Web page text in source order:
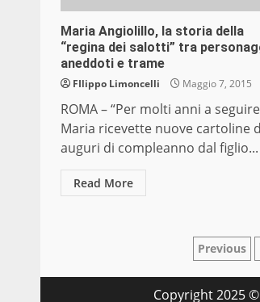
Maria Angiolillo, la storia della
“regina dei salotti” tra
aneddoti e trame
FIlippo Limoncelli Maggio 7, 2015
ROMA – “Per molti anni a seguire
Maria ricevette nuove cartoline
auguri di compleanno dal figlio...
Read More
degli
Previous
Copyright 2025